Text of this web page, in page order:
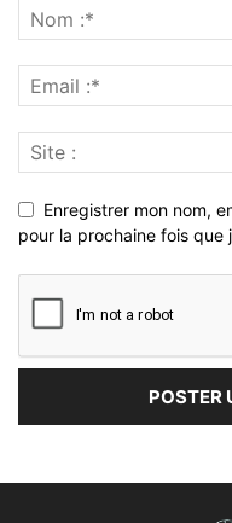
Enregistrer mon nom,
pour la prochaine fois que